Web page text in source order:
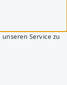
Service zu